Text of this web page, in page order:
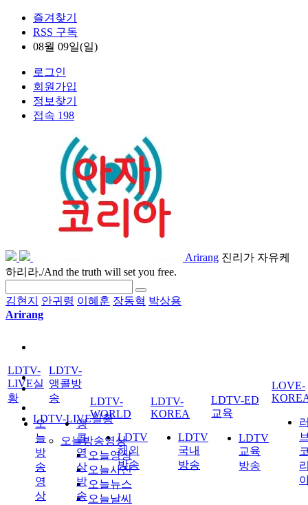
즐겨찾기
RSS 구독
08월 09일(일)
로그인
회원가입
정보찾기
접속 198
Arirang 진리가 자유케
하리라./And the truth will set you free.
김현지 안귀령 이혜훈 장동혁 박상용
Arirang
LDTV-LIVE실황
오늘방송영상
오늘영상
오늘사진
오늘뉴스
오늘날씨
LDTV-
LIVE실
황
오
늘
방
송
영
상
LDTV-
앵콜방
송
앵
콜
영
상
방
송
LDTV-
WORLD
LDTV
해외
방송
LDTV-
KOREA
LDTV
국내
방송
LDTV-ED
교육
LDTV
교육
방송
LOVE-